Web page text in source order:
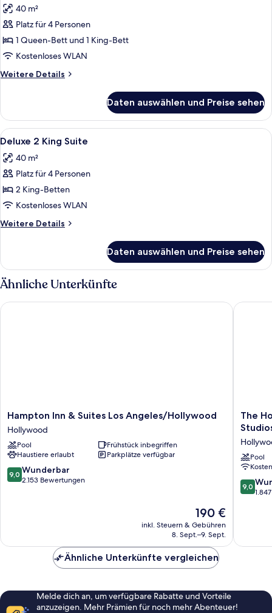
für
Deluxe
King-
Queen
Suite
anzeigen
40 m²
Platz für 4 Personen
1 Queen-Bett und 1 King-Bett
Kostenloses WLAN
Weitere Details
Weitere
King-
Queen
Suite
Daten auswählen und Preise sehen
Alle
Fotos
für
Deluxe
2
King
Suite
anzeigen
Ein Hotelzimmer mit Bett,
3
Deluxe 2 King Suite
40 m²
Platz für 4 Personen
2 King-Betten
Kostenloses WLAN
Weitere Details
Weitere
2
King
Suite
Daten auswählen und Preise sehen
Ähnliche Unterkünfte
Hampton
Inn
&
Suites
Los
Angeles/Hollywood
Hollywood
Hampton Inn & Suites Los Angeles/Hollywood
Hollywood
Pool
Frühstück inbegriffen
Haustiere erlaubt
Parkplätze verfügbar
9.0
von
9,0 Wunderbar
2.153 Bewertungen
Der
Preis
beträgt
190 €
inkl. Steuern & Gebühren
8. Sept.–9. Sept.
Hampton Inn & Suites Los Angeles/Hollywood
The
Hotel
near
Studios
The
Pool
9.0
von
9,0
The
Ähnliche Unterkünfte vergleichen
Melde dich an, um verfügbare Rabatte und Vorteile
anzuzeigen. Mehr Prämien für noch mehr Abenteuer!